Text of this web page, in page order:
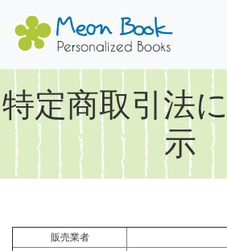
特定商取引法
示
販売業者